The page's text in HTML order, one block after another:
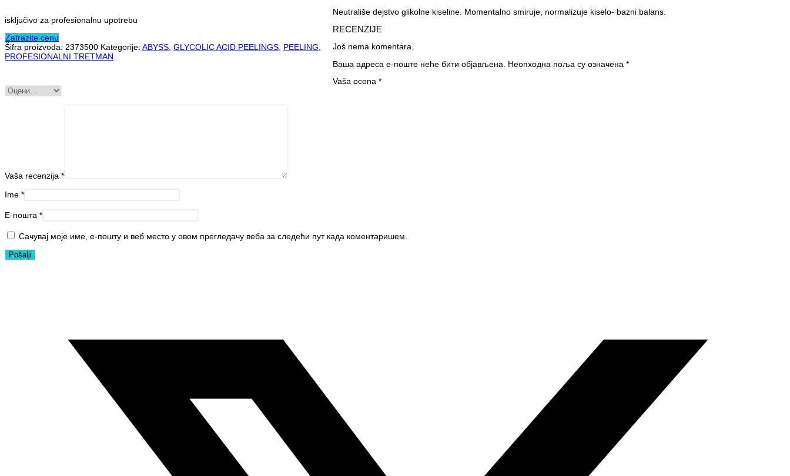
isključivo za profesionalnu upotrebu
Zatrazite cenu
Šifra proizvoda: 2373500 Kategorije: ABYSS GLYCOLIC ACID PEELINGS PEELING
PROFESIONALNI TRETMAN
Neutrališe dejstvo glikolne kiseline. Momentalno smiruje, normalizuje kiselo- bazni balans.
RECENZIJE
Još nema komentara.
Ваша адреса е-поште неће бити објављена.
Неопходна поља су означена *
Vaša ocena *
Vaša recenzija *
Ime *
Е-пошта *
Сачувај моје име, е-пошту и веб место у овом прегледачу веба за следећи пут када коментаришем.